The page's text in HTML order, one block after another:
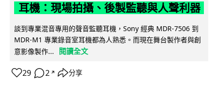
耳機：現場拍攝、後製監聽與人聲利器
談到專業混音專用的聲音監聽耳機，Sony 經典 MDR-7506 到
MDR-M1 專業錄音室耳機都為人熟悉。而現在舞台製作者與創
意影像製作...
閱讀全文
29 2 ↗ 分享